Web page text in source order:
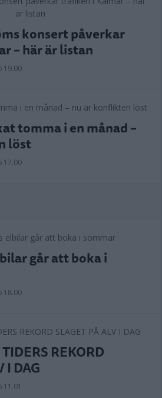
konsert påverkar
– här är listan
19.00
tomma i en månad –
löst
17.00
går att boka i
18.00
REKORD
I DAG
11.01